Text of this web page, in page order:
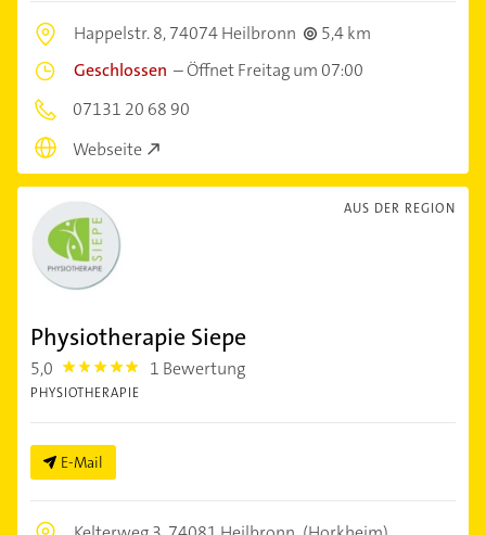
Happelstr. 8,74074 Heilbronn
5,4 km
Geschlossen –Öffnet Freitag um 07:00
07131 20 68 90
Webseite
AUS DER REGION
Physiotherapie Siepe
5,0 5.0 1 Bewertung
PHYSIOTHERAPIE
E-Mail